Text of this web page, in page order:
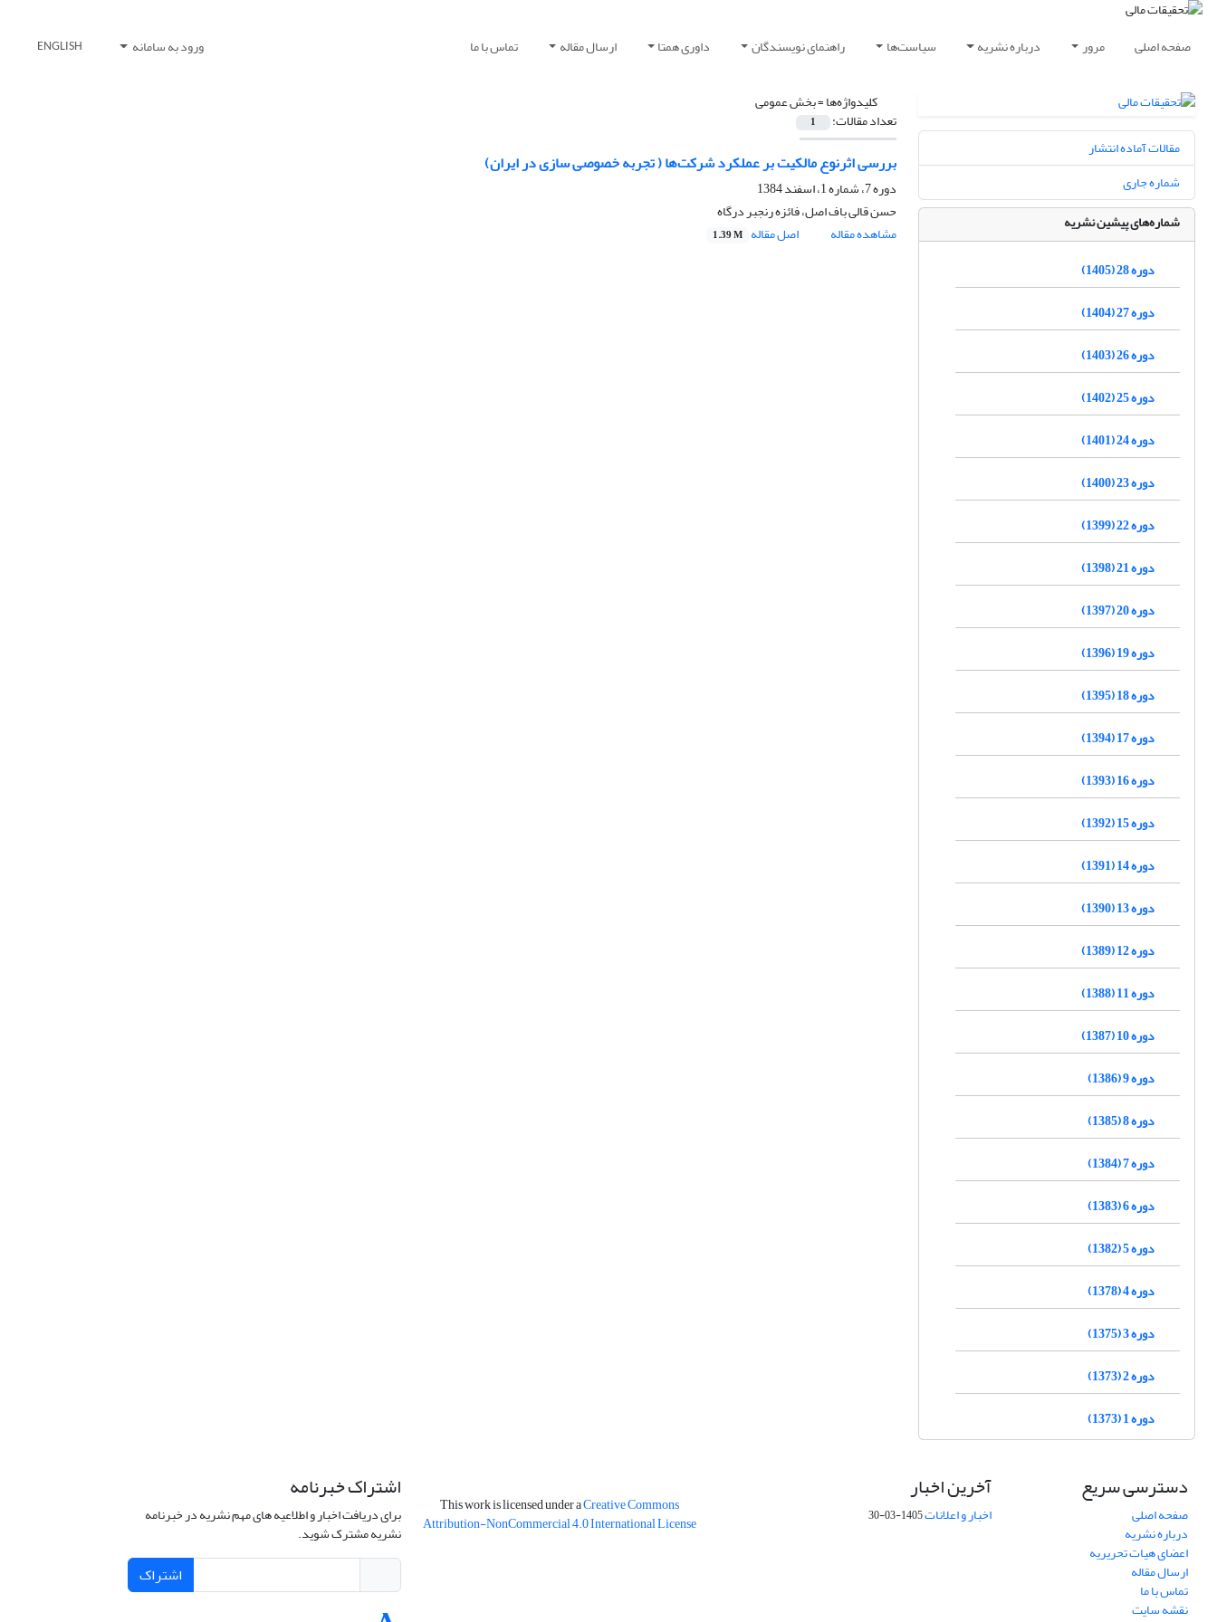
صفحه اصلی مرور درباره نشریه سیاست‌ها راهنمای نویسندگان داوری همتا ارسال مقاله تماس با ما ورود به سامانه ENGLISH
کلیدواژه‌ها =بخش عمومی
تعداد مقالات: 1
بررسی اثرنوع مالکیت بر عملکرد شرکت‌ها ( تجربه خصوصی سازی در ایران)
دوره 7، شماره 1، اسفند 1384
حسن قالی باف اصل، فائزه رنجبر درگاه
مشاهده مقاله
اصل مقاله 1.39 M
مقالات آماده انتشار
شماره جاری
شماره‌های پیشین نشریه
دوره 28 (1405)
دوره 27 (1404)
دوره 26 (1403)
دوره 25 (1402)
دوره 24 (1401)
دوره 23 (1400)
دوره 22 (1399)
دوره 21 (1398)
دوره 20 (1397)
دوره 19 (1396)
دوره 18 (1395)
دوره 17 (1394)
دوره 16 (1393)
دوره 15 (1392)
دوره 14 (1391)
دوره 13 (1390)
دوره 12 (1389)
دوره 11 (1388)
دوره 10 (1387)
دوره 9 (1386)
دوره 8 (1385)
دوره 7 (1384)
دوره 6 (1383)
دوره 5 (1382)
دوره 4 (1378)
دوره 3 (1375)
دوره 2 (1373)
دوره 1 (1373)
دسترسی سریع
صفحه اصلی
درباره نشریه
اعضای هیات تحریریه
ارسال مقاله
تماس با ما
نقشه سایت
آخرین اخبار
اخبار و اعلانات1405-03-30
This work is licensed under aCreative Commons
Attribution-NonCommercial 4.0 International License
اشتراک خبرنامه
برای دریافت اخبار و اطلاعیه های مهم نشریه در خبرنامه
نشریه مشترک شوید.
اشتراک